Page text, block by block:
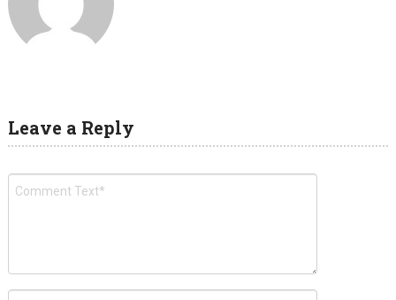
Leave a Reply